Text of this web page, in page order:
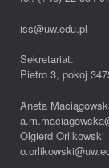
iss@uw.edu.pl
Sekretariat:
Pietro 3, pokoj
Aneta
Olgierd Orlikowski